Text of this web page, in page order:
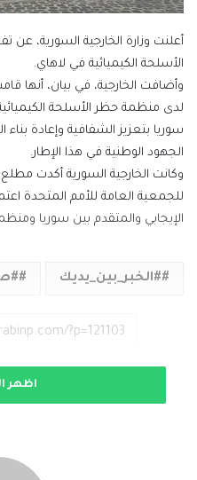
أعلنت وزارة الخارجية السورية،
الأسلحة الكيميائية في لاهاي.
وأضافت الخارجية، في بيان، أنها
لدى منظمة حظر الأسلحة
سوريا بتعزيز الشفافية وإعادة بناء
الجهود الوطنية في هذا الإطار.
وكانت الخارجية السورية أكدت مطلع
للجمعية العامة للأمم المتحدة
الإيجابي والمتقدم بين سوريا
#الخبر_بين_يديك
اظهر